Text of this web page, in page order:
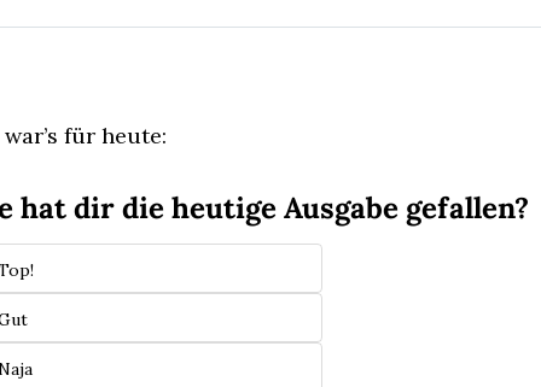
für heute:
hat dir die heutige Ausgabe gefallen?